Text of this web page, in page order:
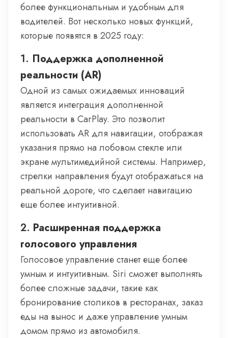
более функциональным и удобным для
водителей. Вот несколько новых функций,
которые появятся в 2025 году:
1. Поддержка дополненной
реальности (AR)
Одной из самых ожидаемых инноваций
является интеграция дополненной
реальности в CarPlay. Это позволит
использовать AR для навигации, отображая
указания прямо на лобовом стекле или
экране мультимедийной системы. Например,
стрелки направления будут отображаться на
реальной дороге, что сделает навигацию
еще более интуитивной.
2. Расширенная поддержка
голосового управления
Голосовое управление станет еще более
умным и интуитивным. Siri сможет выполнять
более сложные задачи, такие как
бронирование столиков в ресторанах, заказ
еды на вынос и даже управление умным
домом прямо из автомобиля.